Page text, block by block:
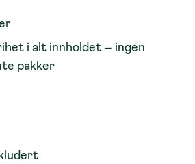
i alt innholdet – ingen
pakker